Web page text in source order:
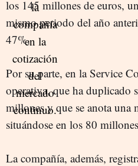
los 145 millones de euros,
mismo periodo del año
47%.
Por su parte, en la Service
operativa, que ha duplicado
millones y que se anota una
situándose en los 80
La compañía, además,